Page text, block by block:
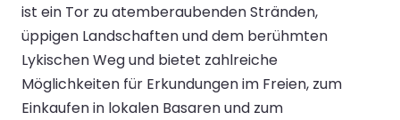
ist ein Tor zu atemberaubenden Stränden,
üppigen Landschaften und dem berühmten
Lykischen Weg und bietet zahlreiche
Möglichkeiten für Erkundungen im Freien, zum
Einkaufen in lokalen Basaren und zum